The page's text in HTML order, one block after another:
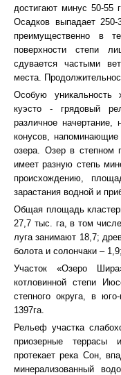
достигают минус 50-55
Осадков выпадает
преимущественно в
поверхности степи
сдувается частыми
места.
Особую уникальность
куэсто - грядовый
различное
конусов,
озера. Озер в степном
имеет разную степь
происхождению,
зарастания водной и
Общая площадь
27,7 тыс. га, в том
луга занимают 18,7;
болота и солончаки –
Участок «Озеро
котловинной степи
степного округа, в
1397га.
Рельеф участка
приозерные террасы
протекает река Сон,
минерализованный